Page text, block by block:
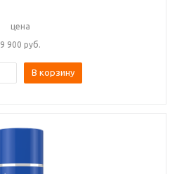
цена
9 900 руб.
В корзину